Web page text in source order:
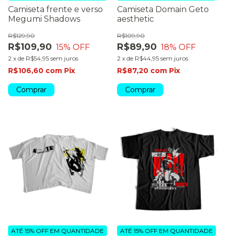
Camiseta frente e verso
Megumi Shadows
R$109,90
R$129,90
15% OFF
2 x de R$54,95 sem juros
R$106,60 com Pix
Comprar
Camiseta Domain Geto
aesthetic
R$89,90
R$109,90
18% OFF
2 x de R$44,95 sem juros
R$87,20 com Pix
Comprar
ATÉ 15% OFF EM QUANTIDADE ATÉ 15% OFF EM QUANTIDADE